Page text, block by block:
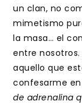
un clan, no
mimetismo
la masa… el
entre
aquello que
confesarme
de adrenalina